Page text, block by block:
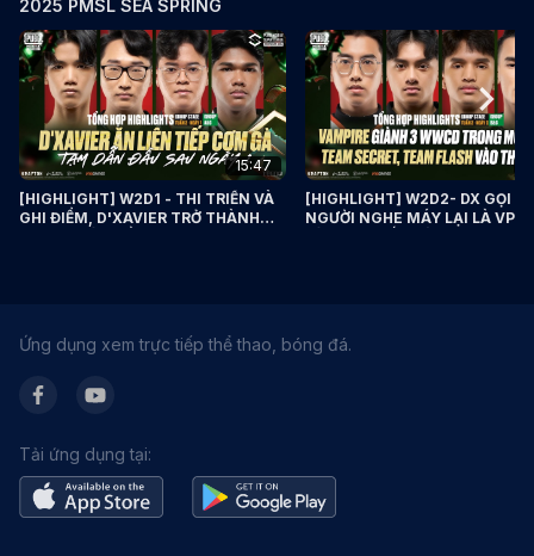
2025 PMSL SEA SPRING
15:47
[HIGHLIGHT] W2D1 - THI TRIỂN VÀ
GHI ĐIỂM, D'XAVIER TRỞ THÀNH
[HIGHLIGHT] W2D2- DX GỌI
NGƯỜI NGHE MÁY LẠI LÀ VPE,
Ứng dụng xem trực tiếp thể thao, bóng đá.
Tải ứng dụng tại: